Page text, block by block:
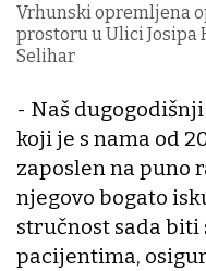
Vrhunski opremljena
prostoru u Ulici Josipa
Selihar
- Naš
koji je s nama od
zaposlen na puno
njegovo bogato
stručnost sada
pacijentima,